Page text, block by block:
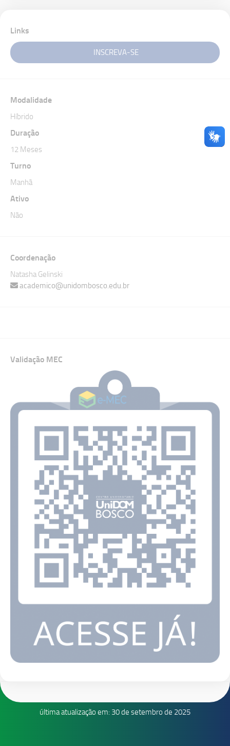
Links
INSCREVA-SE
Modalidade
Híbrido
Duração
12 Meses
Turno
Manhã
Ativo
Não
Coordenação
Natasha Gelinski
academico@unidombosco.edu.br
Validação MEC
última atualização em: 30 de setembro de 2025